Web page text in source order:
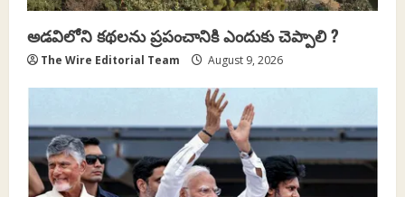
o
n
అడవిలోని కథలను ప్రపంచానికి ఎందుకు చెప్పాలి ?
The Wire Editorial Team August 9, 2026